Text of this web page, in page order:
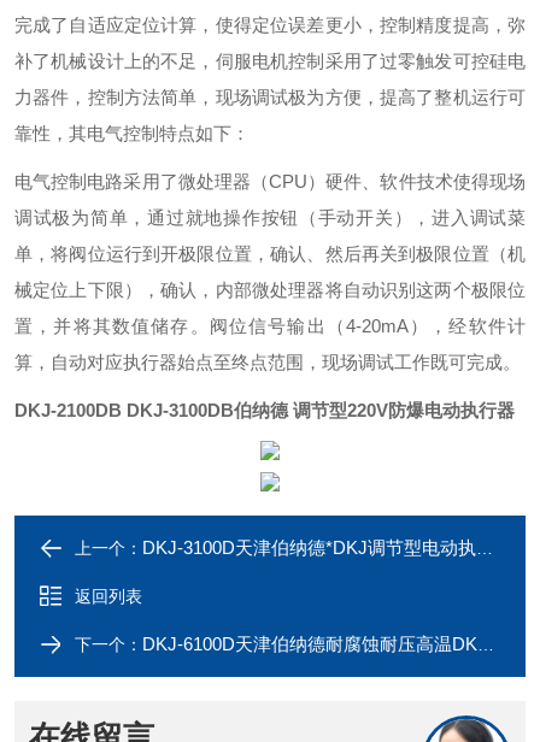
完成了自适应定位计算，使得定位误差更小，控制精度提高，弥
补了机械设计上的不足，伺服电机控制采用了过零触发可控硅电
力器件，控制方法简单，现场调试极为方便，提高了整机运行可
靠性，其电气控制特点如下：
电气控制电路采用了微处理器（CPU）硬件、软件技术使得现场
调试极为简单，通过就地操作按钮（手动开关），进入调试菜
单，将阀位运行到开极限位置，确认、然后再关到极限位置（机
械定位上下限），确认，内部微处理器将自动识别这两个极限位
置，并将其数值储存。阀位信号输出（4-20mA），经软件计
算，自动对应执行器始点至终点范围，现场调试工作既可完成。
DKJ-2100DB DKJ-3100DB伯纳德 调节型220V防爆电动执行器
上一个： DKJ-3100D天津伯纳德*DKJ调节型电动执行器
返回列表
下一个： DKJ-6100D天津伯纳德耐腐蚀耐压高温DKJ电动执行器